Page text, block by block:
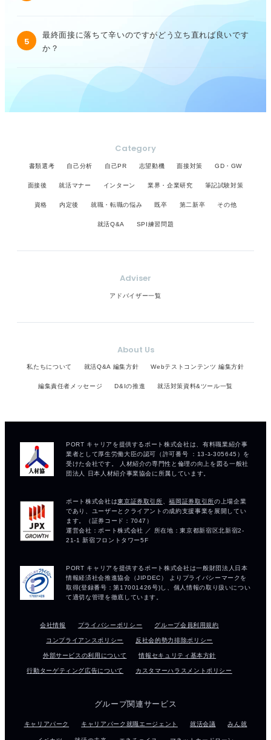
5
最終面接に落ちて辛いのですがどう立ち直れば良いです
か？
Category
書類選考 自己分析 自己PR 志望動機 面接対策 GD・GW
面接後 就活マナー インターン 業界・企業研究 筆記試験対策
資格 内定後 就職・転職の悩み 既卒 第二新卒 その他
就活Q&A SPI練習問題
Adviser
アドバイザー一覧
About Us
私たちについて 就活Q&A 編集方針 Webテストコンテンツ 編集方針
編集責任者メッセージ D&Iの推進 就活対策資料&ツール一覧
会社情報 プライバシーポリシー グループ会員利用規約
コンプライアンスポリシー 反社会的勢力排除ポリシー
外部サービスの利用について 情報セキュリティ基本方針
行動ターゲティング広告について カスタマーハラスメントポリシー